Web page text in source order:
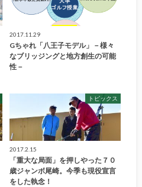
2017.11.29
Gちゃれ「八王子モデル」－様々
なブリッジングと地方創生の可能
性－
トピックス
2017.2.15
「重大な局面」を押しやった７０
歳ジャンボ尾崎。今季も現役宣言
をした執念！